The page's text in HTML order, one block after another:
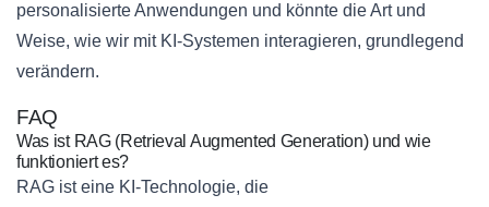
personalisierte Anwendungen und könnte die Art und
Weise, wie wir mit KI-Systemen interagieren, grundlegend
verändern.
FAQ
Was ist RAG (Retrieval Augmented Generation) und wie
funktioniert es?
RAG ist eine KI-Technologie, die